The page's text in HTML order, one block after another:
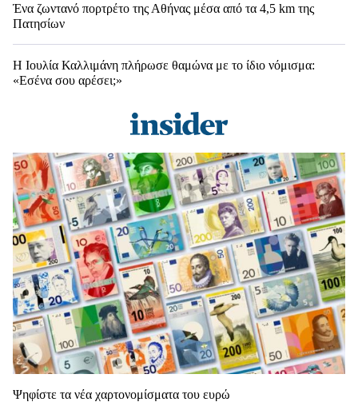
Ένα ζωντανό πορτρέτο της Αθήνας μέσα από τα 4,5 km της
Πατησίων
Η Ιουλία Καλλιμάνη πλήρωσε θαμώνα με το ίδιο νόμισμα:
«Εσένα σου αρέσει;»
Ψηφίστε τα νέα χαρτονομίσματα του ευρώ